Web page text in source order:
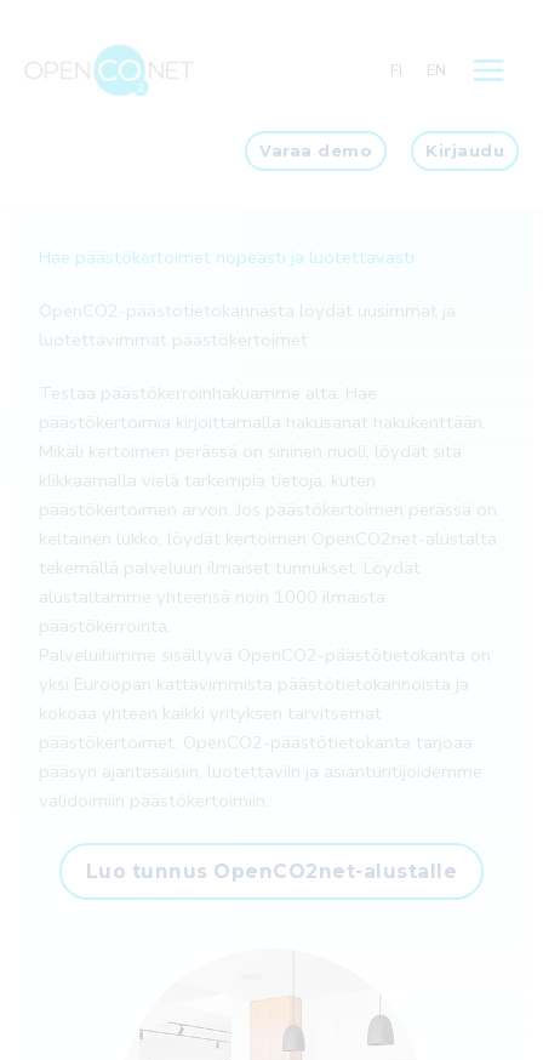
sisältöön
FI EN
Varaa demo Kirjaudu
Hae päästökertoimet nopeasti ja luotettavasti
OpenCO2-päästötietokannasta löydät uusimmat ja
luotettavimmat päästökertoimet
Testaa päästökerroinhakuamme alta. Hae
päästökertoimia kirjoittamalla hakusanat hakukenttään.
Mikäli kertoimen perässä on sininen nuoli, löydät sitä
klikkaamalla vielä tarkempia tietoja, kuten
päästökertoimen arvon. Jos päästökertoimen perässä on
keltainen lukko, löydät kertoimen OpenCO2net-alustalta
tekemällä palveluun ilmaiset tunnukset. Löydät
alustaltamme yhteensä noin 1000 ilmaista
päästökerrointa.
Palveluihimme sisältyvä OpenCO2-päästötietokanta on
yksi Euroopan kattavimmista päästötietokannoista ja
kokoaa yhteen kaikki yrityksen tarvitsemat
päästökertoimet. OpenCO2-päästötietokanta tarjoaa
pääsyn ajantasaisiin, luotettaviin ja asiantuntijoidemme
validoimiin päästökertoimiin.
Luo tunnus OpenCO2net-alustalle